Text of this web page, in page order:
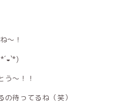
〜！
う〜！！
待ってるね（笑）